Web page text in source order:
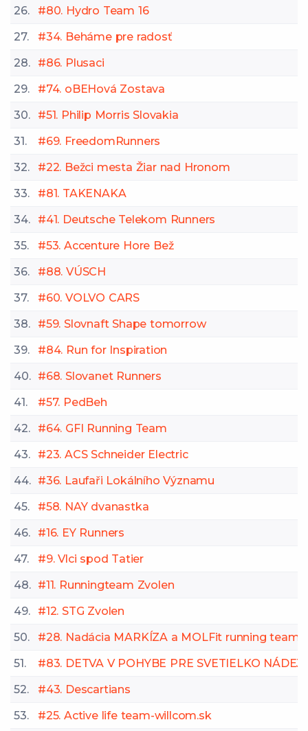
26.
#80. Hydro Team 16
27.
#34. Beháme pre radosť
28.
#86. Plusaci
29.
#74. oBEHová Zostava
30.
#51. Philip Morris Slovakia
31.
#69. FreedomRunners
32.
#22. Bežci mesta Žiar nad Hronom
33.
#81. TAKENAKA
34.
#41. Deutsche Telekom Runners
35.
#53. Accenture Hore Bež
36.
#88. VÚSCH
37.
#60. VOLVO CARS
38.
#59. Slovnaft Shape tomorrow
39.
#84. Run for Inspiration
40.
#68. Slovanet Runners
41.
#57. PedBeh
42.
#64. GFI Running Team
43.
#23. ACS Schneider Electric
44.
#36. Laufaři Lokálního Významu
45.
#58. NAY dvanastka
46.
#16. EY Runners
47.
#9. Vlci spod Tatier
48.
#11. Runningteam Zvolen
49.
#12. STG Zvolen
50.
#28. Nadácia MARKÍZA a MOLFit running team
51.
#83. DETVA V POHYBE PRE SVETIELKO
52.
#43. Descartians
53.
#25. Active life team-willcom.sk